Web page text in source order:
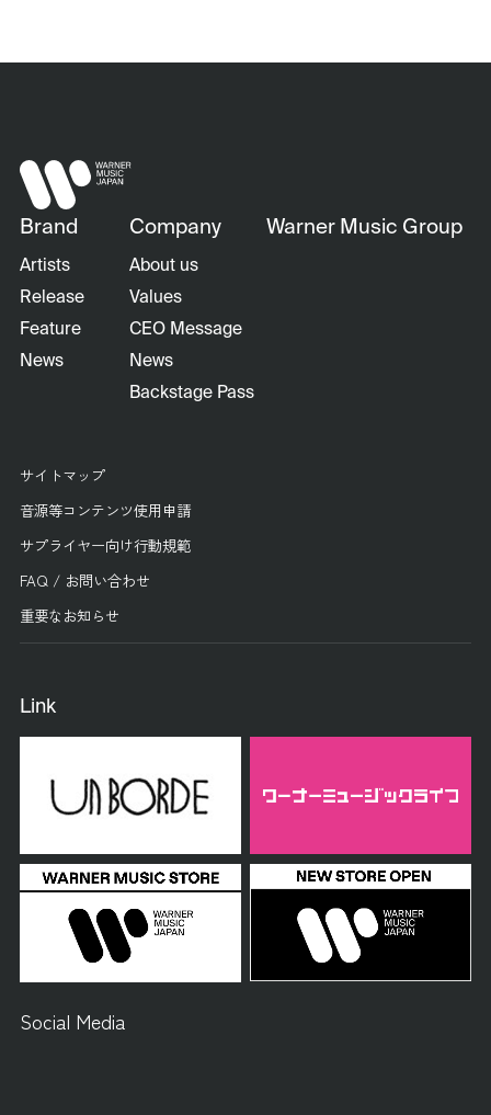
Brand
Artists
Release
Feature
News
Company
About us
Values
CEO Message
News
Backstage Pass
Warner Music Group
サイトマップ
音源等コンテンツ使用申請
サプライヤー向け行動規範
FAQ / お問い合わせ
重要なお知らせ
Link
Social Media